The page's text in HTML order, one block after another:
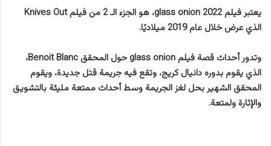
يعتبر فيلم 2022 glass onion، هو الجزء الـ 2 من فيلم Knives Out
الذي عرض خلال عام 2019 ميلاديًا.
وتدور أحداث قصة فيلم glass onion حول المحقق Benoit Blanc،
الذي يقوم بدوره دانيال كريج، وتقع فيه جريمة قتل جديدة، ويقوم
المحقق الشهير بحل لغز الجريمة وسط أحداث ممتعة مليئة بالتشويق
والإثارة ولمتعة.